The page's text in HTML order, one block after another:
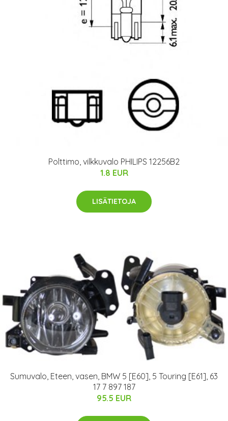
Polttimo, vilkkuvalo PHILIPS 12256B2
1.8 EUR
LISÄTIETOJA
Sumuvalo, Eteen, vasen, BMW 5 [E60], 5 Touring [E61], 63
17 7 897 187
95.5 EUR